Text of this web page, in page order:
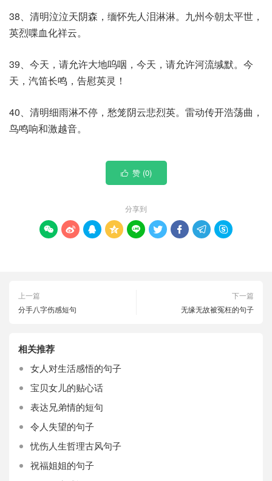
38、清明泣泣天阴森，缅怀先人泪淋淋。九州今朝太平世，
英烈喋血化祥云。
39、今天，请允许大地呜咽，今天，请允许河流缄默。今
天，汽笛长鸣，告慰英灵！
40、清明细雨淋不停，愁笼阴云悲烈英。雷动传开浩荡曲，
鸟鸣响和激越音。
 赞 (0)
分享到
        
上一篇
分手八字伤感短句
下一篇
无缘无故被冤枉的句子
相关推荐
女人对生活感悟的句子
宝贝女儿的贴心话
表达兄弟情的短句
令人失望的句子
忧伤人生哲理古风句子
祝福姐姐的句子